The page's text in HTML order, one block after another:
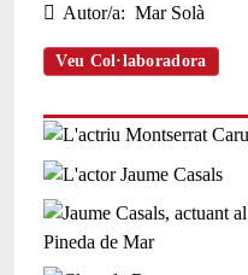
c
e
o
k
Autor/a
Mar Solà
Veu Col·laboradora